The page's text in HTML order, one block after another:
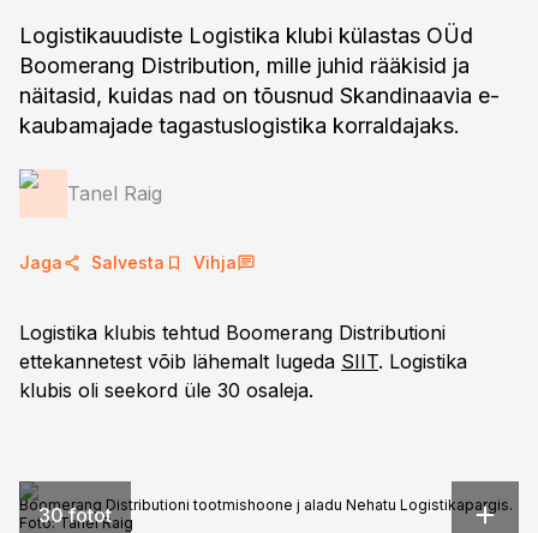
Logistikauudiste Logistika klubi külastas OÜd
Boomerang Distribution, mille juhid rääkisid ja
näitasid, kuidas nad on tõusnud Skandinaavia e-
kaubamajade tagastuslogistika korraldajaks.
Tanel Raig
Jaga Salvesta Vihja
Logistika klubis tehtud Boomerang Distributioni
ettekannetest võib lähemalt lugeda SIIT. Logistika
klubis oli seekord üle 30 osaleja.
30 fotot
Boomerang Distributioni tootmishoone j aladu Nehatu Logistikapargis.
Foto:Tanel Raig